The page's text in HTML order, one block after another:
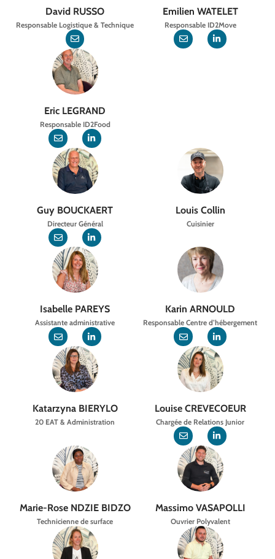
David RUSSO
Responsable Logistique & Technique
Emilien WATELET
Responsable ID2Move
Eric LEGRAND
Responsable ID2Food
Guy BOUCKAERT
Directeur Général
Louis Collin
Cuisinier
Isabelle PAREYS
Assistante administrative
Karin ARNOULD
Responsable Centre d’hébergement
Katarzyna BIERYLO
20 EAT & Administration
Louise CREVECOEUR
Chargée de Relations Junior
Marie-Rose NDZIE BIDZO
Technicienne de surface
Massimo VASAPOLLI
Ouvrier Polyvalent